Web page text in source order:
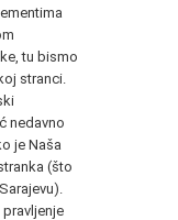
tu bismo
stranci.
nedavno
je Naša
(što